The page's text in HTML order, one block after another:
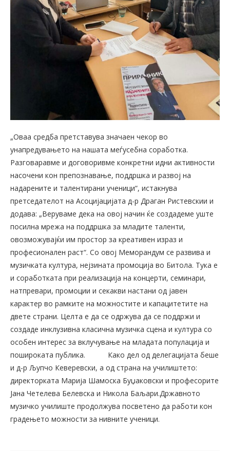
„Оваа средба претставува значаен чекор во
унапредувањето на нашата меѓусебна соработка.
Разговаравме и договоривме конкретни идни активности
насочени кон препознавање, поддршка и развој на
надарените и талентирани ученици“, истакнува
претседателот на Асоцијацијата д-р Драган Ристевскии и
додава: „Веруваме дека на овој начин ќе создадеме уште
посилна мрежа на поддршка за младите таленти,
овозможувајќи им простор за креативен израз и
професионален раст“. Со овој Меморандум се развива и
музичката култура, нејзината промоција во Битола. Тука е
и соработката при реализација на концерти, семинари,
натпревари, промоции и секакви настани од јавен
карактер во рамките на можностите и капацитетите на
двете страни. Целта е да се одржува да се поддржи и
создаде инклузивна класична музичка сцена и култура со
особен интерес за вклучување на младата популација и
пошироката публика.
Како дел од делегацијата беше
и д-р Љупчо Кеверевски, а од страна на училиштето:
директорката Марија Шамоска Буџаковски и професорите
Јана Четелева Белевска и Никола Баљари.Државното
музичко училиште продолжува посветено да работи кон
градењето можности за нивните ученици.